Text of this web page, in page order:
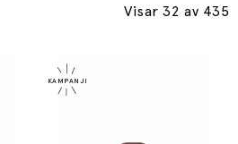
Visar 32 av 435